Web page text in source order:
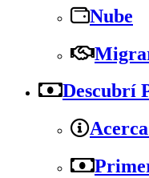
Nube
Descubrí